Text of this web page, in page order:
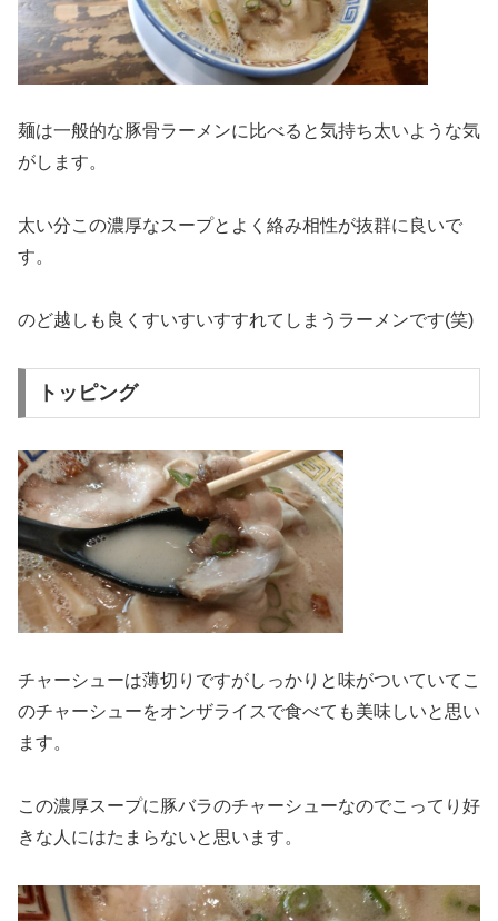
麺は一般的な豚骨ラーメンに比べると気持ち太いような気
がします。
太い分この濃厚なスープとよく絡み相性が抜群に良いで
す。
のど越しも良くすいすいすすれてしまうラーメンです(笑)
トッピング
チャーシューは薄切りですがしっかりと味がついていてこ
のチャーシューをオンザライスで食べても美味しいと思い
ます。
この濃厚スープに豚バラのチャーシューなのでこってり好
きな人にはたまらないと思います。